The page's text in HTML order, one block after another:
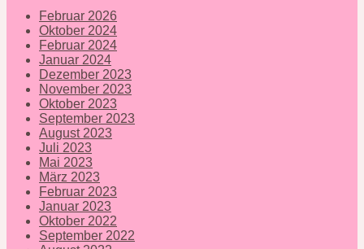
Februar 2026
Oktober 2024
Februar 2024
Januar 2024
Dezember 2023
November 2023
Oktober 2023
September 2023
August 2023
Juli 2023
Mai 2023
März 2023
Februar 2023
Januar 2023
Oktober 2022
September 2022